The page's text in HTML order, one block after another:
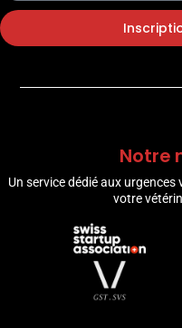
Notre
Un service dédié aux
votre